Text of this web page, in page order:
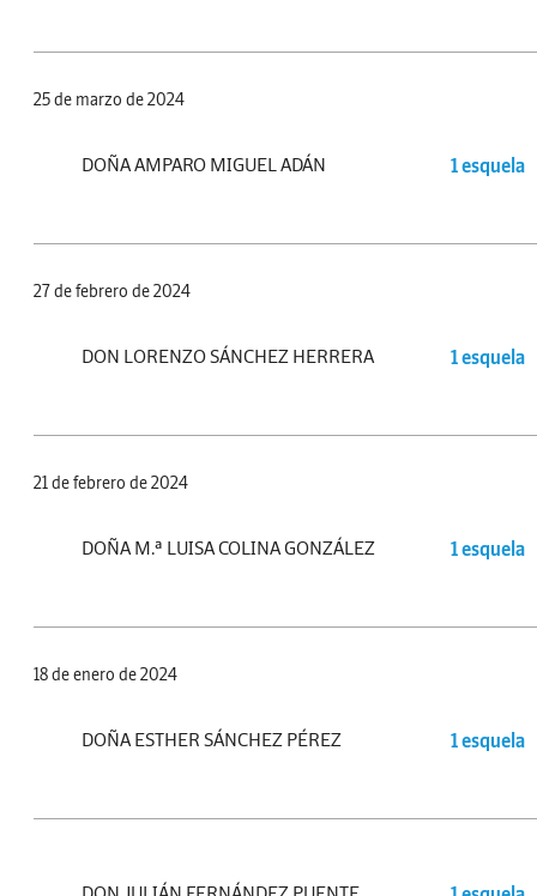
25 de marzo de 2024
DOÑA AMPARO MIGUEL ADÁN 1 esquela
27 de febrero de 2024
DON LORENZO SÁNCHEZ HERRERA 1 esquela
21 de febrero de 2024
DOÑA M.ª LUISA COLINA GONZÁLEZ 1 esquela
18 de enero de 2024
DOÑA ESTHER SÁNCHEZ PÉREZ 1 esquela